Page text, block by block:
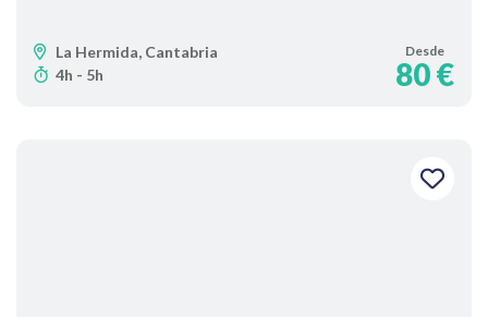
La Hermida, Cantabria
4h - 5h
Desde
80 €